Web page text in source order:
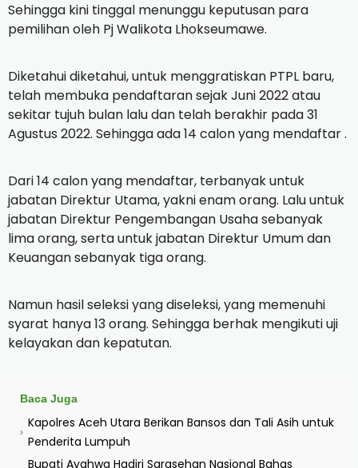
Sehingga kini tinggal menunggu keputusan para
pemilihan oleh Pj Walikota Lhokseumawe.
Diketahui diketahui, untuk menggratiskan PTPL baru,
telah membuka pendaftaran sejak Juni 2022 atau
sekitar tujuh bulan lalu dan telah berakhir pada 31
Agustus 2022. Sehingga ada 14 calon yang mendaftar .
Dari 14 calon yang mendaftar, terbanyak untuk
jabatan Direktur Utama, yakni enam orang. Lalu untuk
jabatan Direktur Pengembangan Usaha sebanyak
lima orang, serta untuk jabatan Direktur Umum dan
Keuangan sebanyak tiga orang.
Namun hasil seleksi yang diseleksi, yang memenuhi
syarat hanya 13 orang. Sehingga berhak mengikuti uji
kelayakan dan kepatutan.
Baca Juga
›
Kapolres Aceh Utara Berikan Bansos dan Tali Asih untuk
Penderita Lumpuh
Bupati Ayahwa Hadiri Sarasehan Nasional Bahas